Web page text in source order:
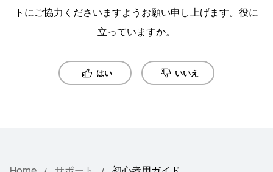
トにご協力くださいますようお願い申し上げます。役に
立っていますか。
はい いいえ